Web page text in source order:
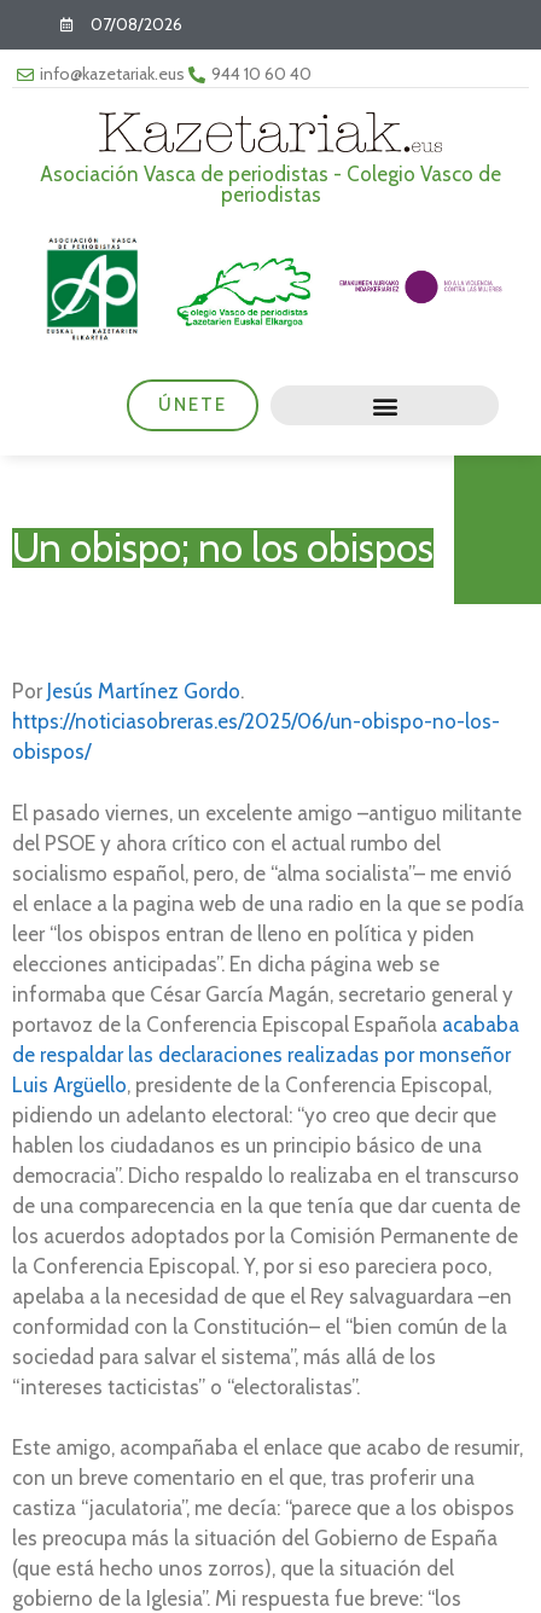
07/08/2026
info@kazetariak.eus 944 10 60 40
Asociación Vasca de periodistas - Colegio Vasco de
periodistas
ÚNETE
Un obispo; no los obispos
Por Jesús Martínez Gordo.
https://noticiasobreras.es/2025/06/un-obispo-no-los-
obispos/
El pasado viernes, un excelente amigo –antiguo militante
del PSOE y ahora crítico con el actual rumbo del
socialismo español, pero, de “alma socialista”– me envió
el enlace a la pagina web de una radio en la que se podía
leer “los obispos entran de lleno en política y piden
elecciones anticipadas”. En dicha página web se
informaba que César García Magán, secretario general y
portavoz de la Conferencia Episcopal Española acababa
de respaldar las declaraciones realizadas por monseñor
Luis Argüello, presidente de la Conferencia Episcopal,
pidiendo un adelanto electoral: “yo creo que decir que
hablen los ciudadanos es un principio básico de una
democracia”. Dicho respaldo lo realizaba en el transcurso
de una comparecencia en la que tenía que dar cuenta de
los acuerdos adoptados por la Comisión Permanente de
la Conferencia Episcopal. Y, por si eso pareciera poco,
apelaba a la necesidad de que el Rey salvaguardara –en
conformidad con la Constitución– el “bien común de la
sociedad para salvar el sistema”, más allá de los
“intereses tacticistas” o “electoralistas”.
Este amigo, acompañaba el enlace que acabo de resumir,
con un breve comentario en el que, tras proferir una
castiza “jaculatoria”, me decía: “parece que a los obispos
les preocupa más la situación del Gobierno de España
(que está hecho unos zorros), que la situación del
gobierno de la Iglesia”. Mi respuesta fue breve: “los